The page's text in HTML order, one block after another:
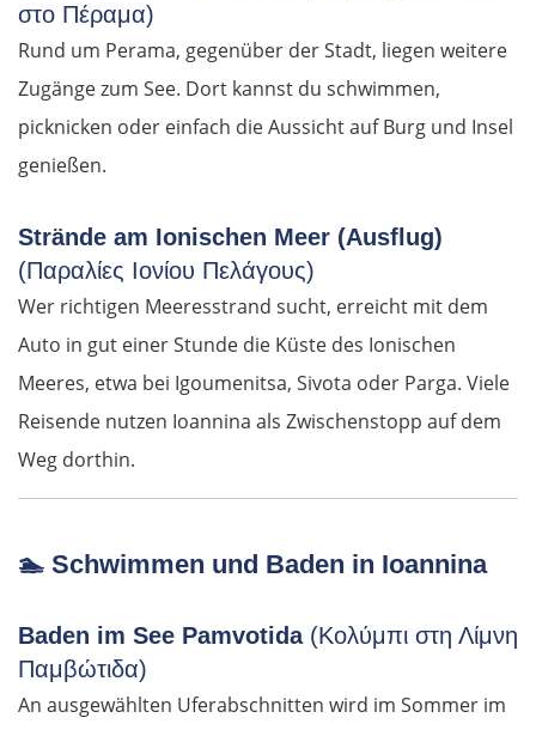
στο Πέραμα)
Rund um Perama, gegenüber der Stadt, liegen weitere
Zugänge zum See. Dort kannst du schwimmen,
picknicken oder einfach die Aussicht auf Burg und Insel
genießen.
Strände am Ionischen Meer (Ausflug)
(Παραλίες Ιονίου Πελάγους)
Wer richtigen Meeresstrand sucht, erreicht mit dem
Auto in gut einer Stunde die Küste des Ionischen
Meeres, etwa bei Igoumenitsa, Sivota oder Parga. Viele
Reisende nutzen Ioannina als Zwischenstopp auf dem
Weg dorthin.
🏊 Schwimmen und Baden in Ioannina
Baden im See Pamvotida(Κολύμπι στη Λίμνη
Παμβώτιδα)
An ausgewählten Uferabschnitten wird im Sommer im